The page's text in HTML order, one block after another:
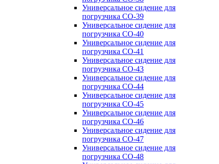
Универсальное сидение для
погрузчика CO-39
Универсальное сидение для
погрузчика CO-40
Универсальное сидение для
погрузчика CO-41
Универсальное сидение для
погрузчика CO-43
Универсальное сидение для
погрузчика CO-44
Универсальное сидение для
погрузчика CO-45
Универсальное сидение для
погрузчика CO-46
Универсальное сидение для
погрузчика CO-47
Универсальное сидение для
погрузчика CO-48